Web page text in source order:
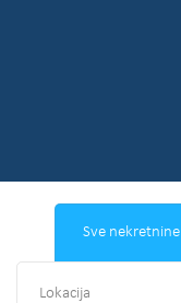
Sve nekretnine
Lokacija